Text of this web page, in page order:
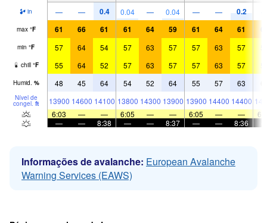
in — — 0.4 0.04 — 0.04 — — 0.2
max °F 61 66 61 61 64 59 61 64 61
min °F 57 64 54 57 63 57 57 63 57
chill °F 55 64 52 57 63 57 57 63 57
Humid. % 48 45 64 54 52 64 55 57 63
Nível de
congel. ft 13900 14600 14100 13800 14300 13900 13900 14400 14400
6:03
— — 6:05 — — 6:05 — —
—
— 8:38 — — 8:37 — — 8:36
Informações de avalanche: European Avalanche
Warning Services (EAWS)